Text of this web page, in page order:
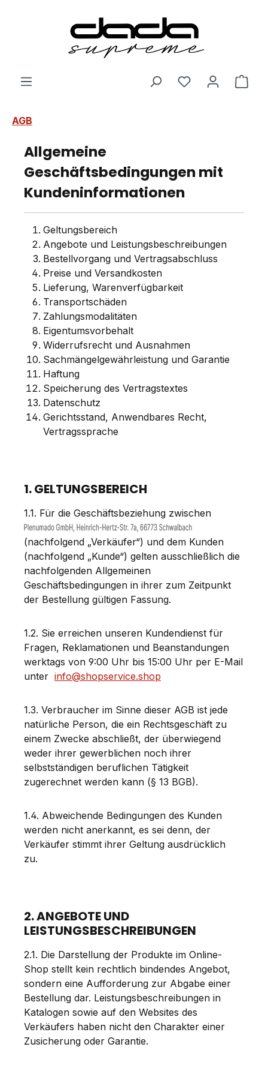
AGB
Allgemeine
Geschäftsbedingungen mit
Kundeninformationen
Geltungsbereich
Angebote und Leistungsbeschreibungen
Bestellvorgang und Vertragsabschluss
Preise und Versandkosten
Lieferung, Warenverfügbarkeit
Transportschäden
Zahlungsmodalitäten
Eigentumsvorbehalt
Widerrufsrecht und Ausnahmen
Sachmängelgewährleistung und Garantie
Haftung
Speicherung des Vertragstextes
Datenschutz
Gerichtsstand, Anwendbares Recht,
Vertragssprache
1. GELTUNGSBEREICH
1.1. Für die Geschäftsbeziehung zwischen
(nachfolgend „Verkäufer“) und dem Kunden
(nachfolgend „Kunde“) gelten ausschließlich die
nachfolgenden Allgemeinen
Geschäftsbedingungen in ihrer zum Zeitpunkt
der Bestellung gültigen Fassung.
1.2. Sie erreichen unseren Kundendienst für
Fragen, Reklamationen und Beanstandungen
werktags von 9:00 Uhr bis 15:00 Uhr per E-Mail
unter info@shopservice.shop
1.3. Verbraucher im Sinne dieser AGB ist jede
natürliche Person, die ein Rechtsgeschäft zu
einem Zwecke abschließt, der überwiegend
weder ihrer gewerblichen noch ihrer
selbstständigen beruflichen Tätigkeit
zugerechnet werden kann (§ 13 BGB).
1.4. Abweichende Bedingungen des Kunden
werden nicht anerkannt, es sei denn, der
Verkäufer stimmt ihrer Geltung ausdrücklich
zu.
2. ANGEBOTE UND
LEISTUNGSBESCHREIBUNGEN
2.1. Die Darstellung der Produkte im Online-
Shop stellt kein rechtlich bindendes Angebot,
sondern eine Aufforderung zur Abgabe einer
Bestellung dar. Leistungsbeschreibungen in
Katalogen sowie auf den Websites des
Verkäufers haben nicht den Charakter einer
Zusicherung oder Garantie.